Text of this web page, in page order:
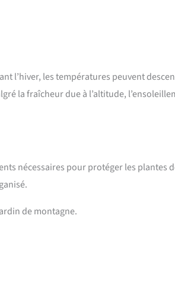
l’hiver, les températures peuvent
la fraîcheur due à l’altitude,
nécessaires pour protéger les plantes
de montagne.